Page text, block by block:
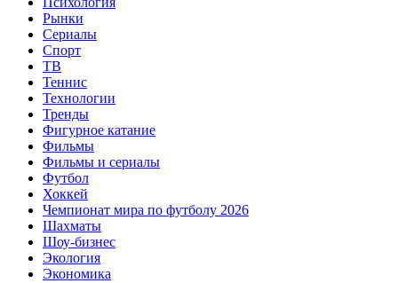
Рынки
Сериалы
Спорт
ТВ
Теннис
Технологии
Тренды
Фигурное катание
Фильмы
Фильмы и сериалы
Футбол
Хоккей
Чемпионат мира по футболу 2026
Шахматы
Шоу-бизнес
Экология
Экономика